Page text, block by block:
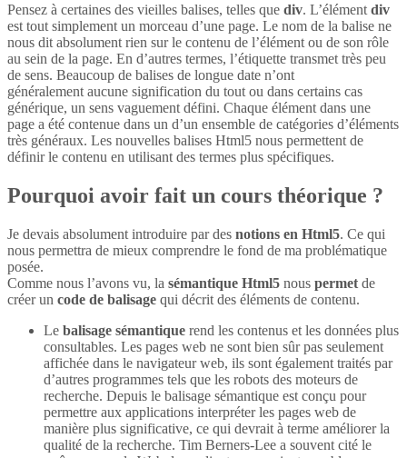
Pensez à certaines des vieilles balises, telles que div. L’élément div
est tout simplement un morceau d’une page. Le nom de la balise ne
nous dit absolument rien sur le contenu de l’élément ou de son rôle
au sein de la page. En d’autres termes, l’étiquette transmet très peu
de sens. Beaucoup de balises de longue date n’ont
généralement aucune signification du tout ou dans certains cas
générique, un sens vaguement défini. Chaque élément dans une
page a été contenue dans un d’un ensemble de catégories d’éléments
très généraux. Les nouvelles balises Html5 nous permettent de
définir le contenu en utilisant des termes plus spécifiques.
Pourquoi avoir fait un cours théorique ?
Je devais absolument introduire par des notions en Html5. Ce qui
nous permettra de mieux comprendre le fond de ma problématique
posée.
Comme nous l’avons vu, la sémantique Html5 nous permet de
créer un code de balisage qui décrit des éléments de contenu.
Le balisage sémantique rend les contenus et les données plus
consultables. Les pages web ne sont bien sûr pas seulement
affichée dans le navigateur web, ils sont également traités par
d’autres programmes tels que les robots des moteurs de
recherche. Depuis le balisage sémantique est conçu pour
permettre aux applications interpréter les pages web de
manière plus significative, ce qui devrait à terme améliorer la
qualité de la recherche. Tim Berners-Lee a souvent cité le